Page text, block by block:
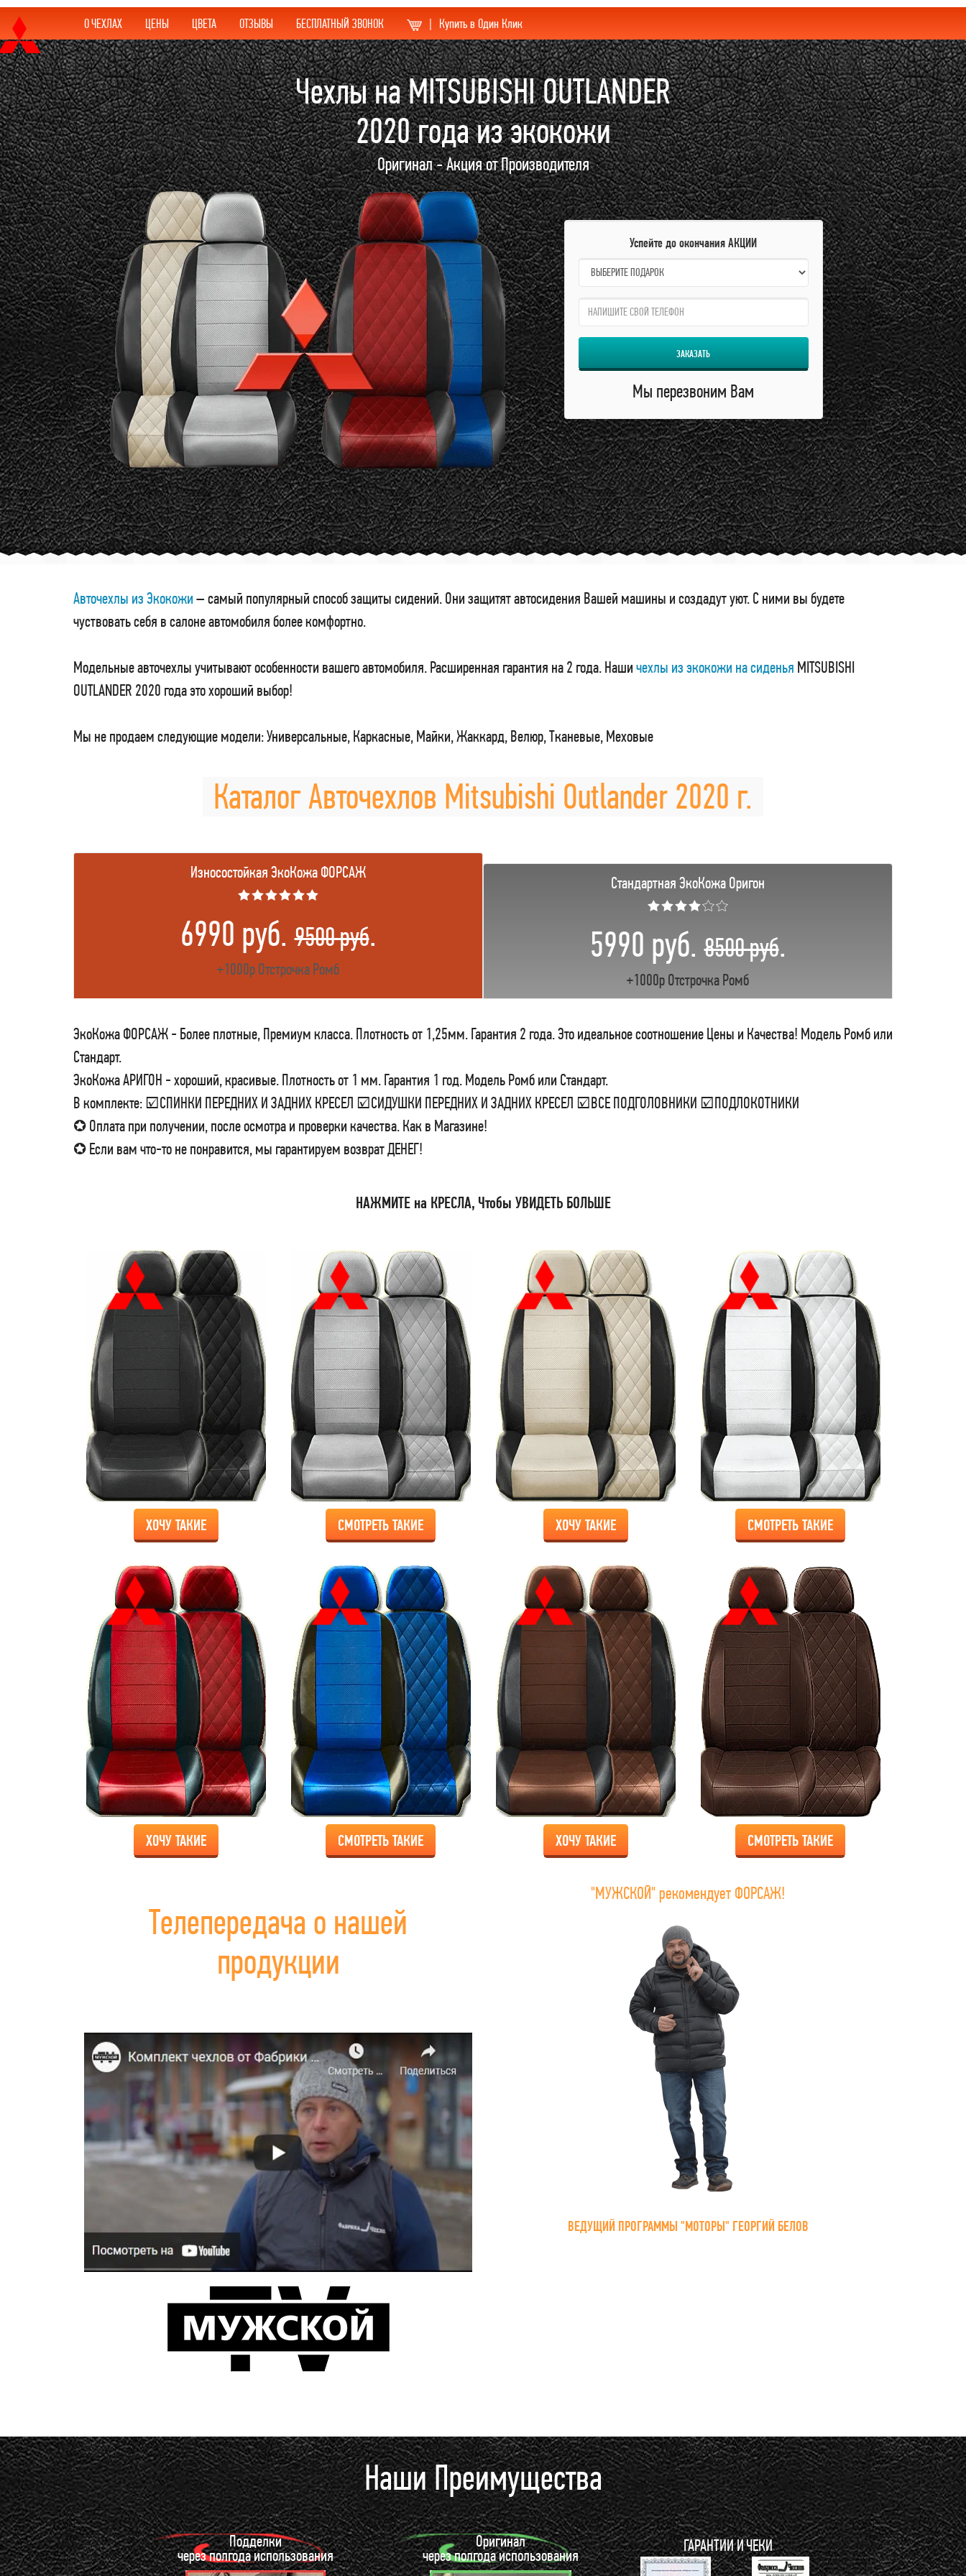
О ЧЕХЛАХ ЦЕНЫ ЦВЕТА ОТЗЫВЫ БЕСПЛАТНЫЙ ЗВОНОК | Купить в Один Клик
Чехлы на MITSUBISHI OUTLANDER
2020 года из экокожи
Оригинал - Акция от Производителя
Успейте до окончания АКЦИИ
name:
qzw:
ЗАКАЗАТЬ
Мы перезвоним Вам
Авточехлы из Экокожи– самый популярный способ защиты сидений. Они защитят автосидения Вашей машины и создадут уют. С ними вы будете
чуствовать себя в салоне автомобиля более комфортно.
Модельные авточехлы учитывают особенности вашего автомобиля. Расширенная гарантия на 2 года. Нашичехлы из экокожи на сиденья MITSUBISHI
OUTLANDER 2020 года это хороший выбор!
Мы не продаем следующие модели: Универсальные, Каркасные, Майки, Жаккард, Велюр, Тканевые, Меховые
Каталог Авточехлов Mitsubishi Outlander 2020 г.
Износостойкая ЭкоКожа ФОРСАЖ
★★★★★★
6990 руб.9500 руб.
+1000р Отстрочка Ромб
Стандартная ЭкоКожа Оригон
★★★★☆☆
5990 руб.8500 руб.
+1000р Отстрочка Ромб
ЭкоКожа ФОРСАЖ - Более плотные, Премиум класса. Плотность от 1,25мм. Гарантия 2 года. Это идеальное соотношение Цены и Качества! Модель Ромб или
Стандарт.
ЭкоКожа АРИГОН - хороший, красивые. Плотность от 1 мм. Гарантия 1 год. Модель Ромб или Стандарт.
В комплекте: ☑СПИНКИ ПЕРЕДНИХ И ЗАДНИХ КРЕСЕЛ ☑СИДУШКИ ПЕРЕДНИХ И ЗАДНИХ КРЕСЕЛ ☑ВСЕ ПОДГОЛОВНИКИ ☑ПОДЛОКОТНИКИ
✪ Оплата при получении, после осмотра и проверки качества. Как в Магазине!
✪ Если вам что-то не понравится, мы гарантируем возврат ДЕНЕГ!
НАЖМИТЕ на КРЕСЛА, Чтобы УВИДЕТЬ БОЛЬШЕ
ХОЧУ ТАКИЕ СМОТРЕТЬ ТАКИЕ ХОЧУ ТАКИЕ СМОТРЕТЬ ТАКИЕ
ХОЧУ ТАКИЕ СМОТРЕТЬ ТАКИЕ ХОЧУ ТАКИЕ СМОТРЕТЬ ТАКИЕ
Телепередача о нашей
продукции
"МУЖСКОЙ" рекомендует ФОРСАЖ!
ВЕДУЩИЙ ПРОГРАММЫ "МОТОРЫ" ГЕОРГИЙ БЕЛОВ
Наши Преимущества
Подделки
через полгода использования
Оригинал
через полгода использования
ГАРАНТИИ И ЧЕКИ